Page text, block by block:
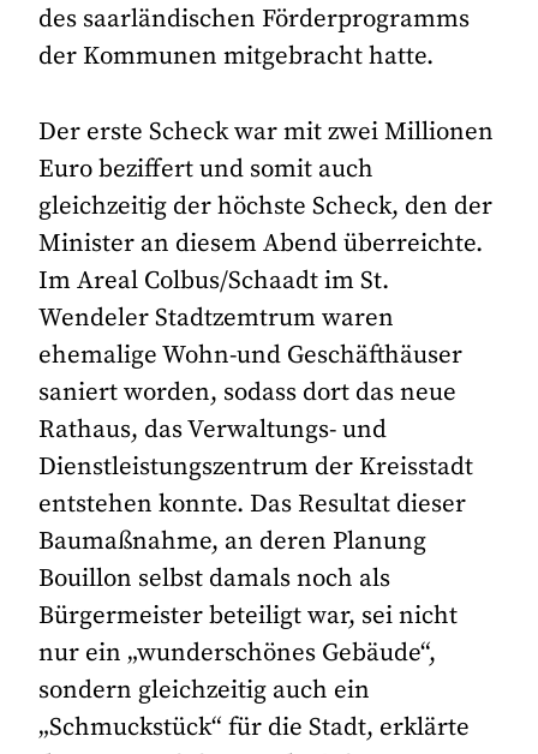
des saarländischen Förderprogramms
der Kommunen mitgebracht hatte.
Der erste Scheck war mit zwei Millionen
Euro beziffert und somit auch
gleichzeitig der höchste Scheck, den der
Minister an diesem Abend überreichte.
Im Areal Colbus/Schaadt im St.
Wendeler Stadtzemtrum waren
ehemalige Wohn-und Geschäfthäuser
saniert worden, sodass dort das neue
Rathaus, das Verwaltungs- und
Dienstleistungszentrum der Kreisstadt
entstehen konnte. Das Resultat dieser
Baumaßnahme, an deren Planung
Bouillon selbst damals noch als
Bürgermeister beteiligt war, sei nicht
nur ein „wunderschönes Gebäude“,
sondern gleichzeitig auch ein
„Schmuckstück“ für die Stadt, erklärte